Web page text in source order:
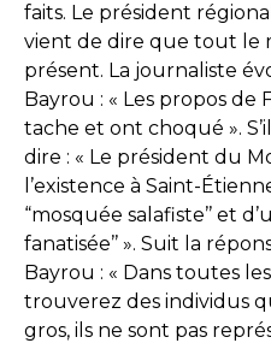
faits. Le président
vient de dire que tout le
présent. La journaliste
Bayrou : « Les propos de
tache et ont choqué ».
dire : « Le président du
l’existence à Saint-
“mosquée salafiste’’ et
fanatisée’’ ». Suit la
Bayrou : « Dans toutes
trouverez des individus
gros, ils ne sont pas